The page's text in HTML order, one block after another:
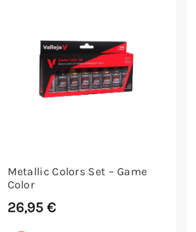
Metallic Colors Set – Game
Color
26,95€